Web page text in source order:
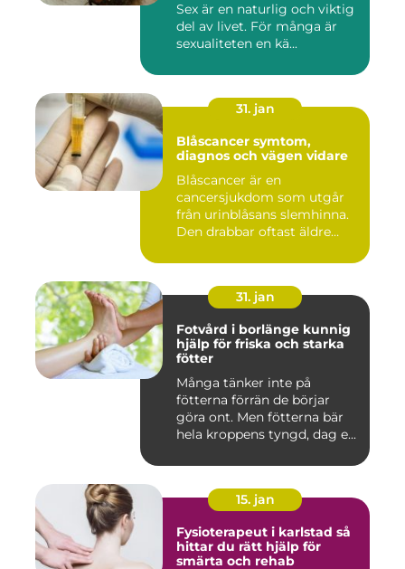
Sex är en naturlig och viktig
del av livet. För många är
sexualiteten en kä...
31. jan
Blåscancer symtom,
diagnos och vägen vidare
Blåscancer är en
cancersjukdom som utgår
från urinblåsans slemhinna.
Den drabbar oftast äldre
31. jan
Fotvård i borlänge kunnig
hjälp för friska och starka
fötter
Många tänker inte på
fötterna förrän de börjar
göra ont. Men fötterna bär
hela kroppens tyngd, dag e...
15. jan
Fysioterapeut i karlstad så
hittar du rätt hjälp för
smärta och rehab